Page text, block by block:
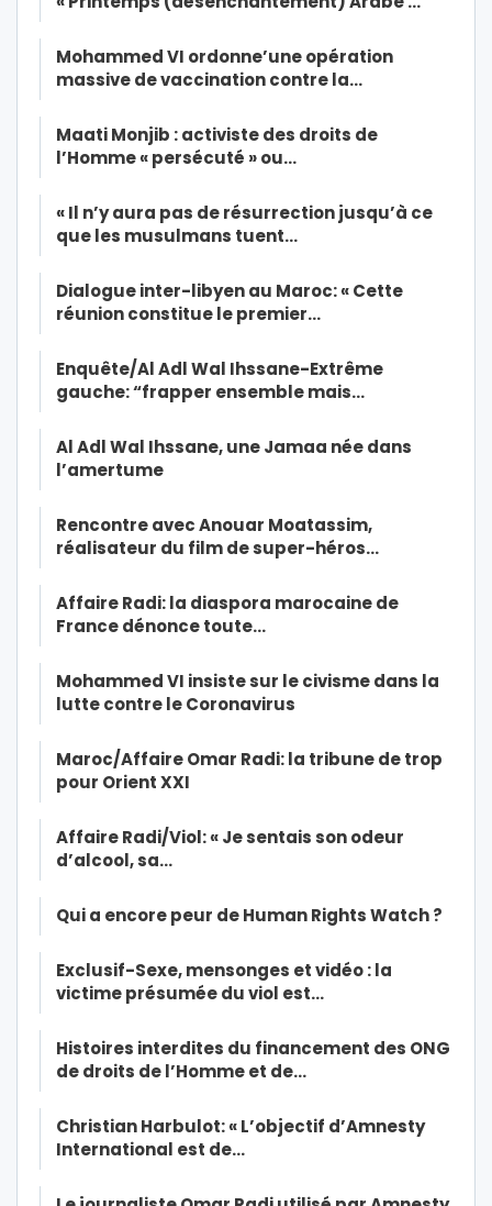
Mohammed VI ordonne’une opération
massive de vaccination contre la…
Maati Monjib : activiste des droits de
l’Homme « persécuté » ou…
« Il n’y aura pas de résurrection jusqu’à ce
que les musulmans tuent…
Dialogue inter-libyen au Maroc: « Cette
réunion constitue le premier…
Enquête/Al Adl Wal Ihssane-Extrême
gauche: “frapper ensemble mais…
Al Adl Wal Ihssane, une Jamaa née dans
l’amertume
Rencontre avec Anouar Moatassim,
réalisateur du film de super-héros…
Affaire Radi: la diaspora marocaine de
France dénonce toute…
Mohammed VI insiste sur le civisme dans la
lutte contre le Coronavirus
Maroc/Affaire Omar Radi: la tribune de trop
pour Orient XXI
Affaire Radi/Viol: « Je sentais son odeur
d’alcool, sa…
Qui a encore peur de Human Rights Watch ?
Exclusif-Sexe, mensonges et vidéo : la
victime présumée du viol est…
Histoires interdites du financement des ONG
de droits de l’Homme et de…
Christian Harbulot: « L’objectif d’Amnesty
International est de…